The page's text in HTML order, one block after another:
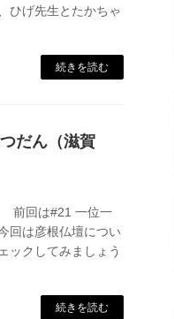
ひげ先生とたかちゃ
続きを読む
だん（滋賀
前回は#21 一位一
回は彦根仏壇につい
ックしてみましょう
続きを読む